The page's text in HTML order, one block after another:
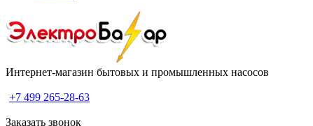
Интернет-магазин бытовых и промышленных насосов
+7 499 265-28-63
Заказать звонок